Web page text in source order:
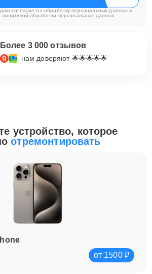
согласие на обработку персональных данных в
политикой обработки персональных данных
Более 3 000 отзывов
нам доверяют 🌟🌟🌟🌟🌟
устройство, которое
отремонтировать
от 1500 ₽